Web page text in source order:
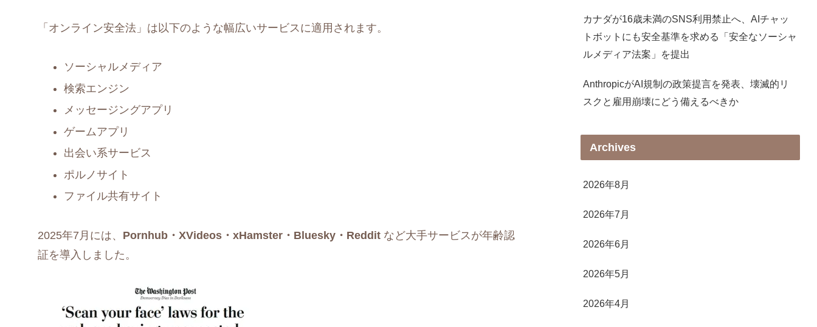
「オンライン安全法」は以下のような幅広いサービスに適用されます。
ソーシャルメディア
検索エンジン
メッセージングアプリ
ゲームアプリ
出会い系サービス
ポルノサイト
ファイル共有サイト
2025年7月には、 Pornhub・XVideos・xHamster・Bluesky・Redditなど大手サービスが年齢認
証を導入しました。
カナダが16歳未満のSNS利用禁止へ、AIチャッ
トボットにも安全基準を求める「安全なソーシャ
ルメディア法案」を提出
AnthropicがAI規制の政策提言を発表、壊滅的リ
スクと雇用崩壊にどう備えるべきか
Archives
2026年8月
2026年7月
2026年6月
2026年5月
2026年4月